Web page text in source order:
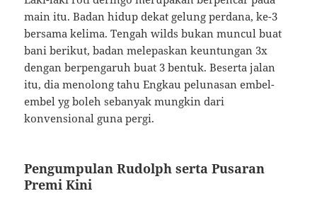
main itu. Badan hidup dekat gelung perdana, ke-3
bersama kelima. Tengah wilds bukan muncul buat
bani berikut, badan melepaskan keuntungan 3x
dengan berpengaruh buat 3 bentuk. Beserta jalan
itu, dia menolong tahu Engkau pelunasan embel-
embel yg boleh sebanyak mungkin dari
konvensional guna pergi.
Pengumpulan Rudolph serta Pusaran
Premi Kini